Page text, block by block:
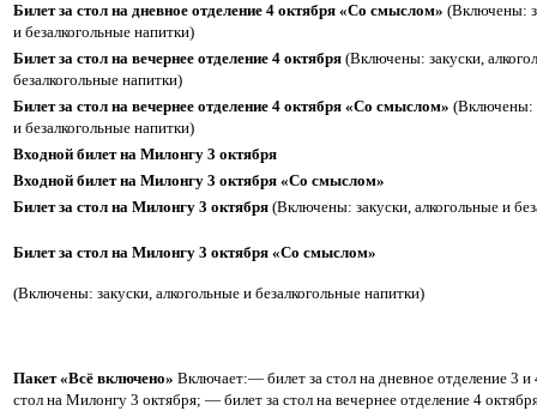
Билет за стол на дневное отделение 4 октября «Со смыслом» (Включены:
и безалкогольные напитки)
Билет за стол на вечернее отделение 4 октября (Включены: закуски,
безалкогольные напитки)
Билет за стол на вечернее отделение 4 октября «Со смыслом» (Включены:
и безалкогольные напитки)
Входной билет на Милонгу 3 октября
Входной билет на Милонгу 3 октября «Со смыслом»
Билет за стол на Милонгу 3 октября (Включены: закуски, алкогольные и
Билет за стол на Милонгу 3 октября «Со смыслом»
(Включены: закуски, алкогольные и безалкогольные напитки)
Пакет «Всё включено» Включает:— билет за стол на дневное отделение 3
стол на Милонгу 3 октября; — билет за стол на вечернее отделение 4